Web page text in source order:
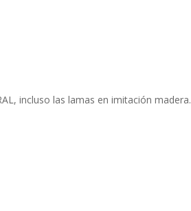
incluso las lamas en imitación madera.